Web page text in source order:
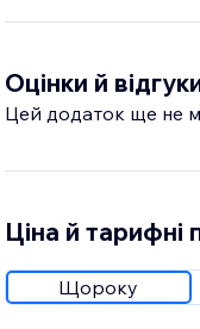
Pro version unlocks
• More flexible bar
• Custom link display
your site's navigation
Оцінки й
Цей додаток ще не
Ціна й тарифні
Щороку